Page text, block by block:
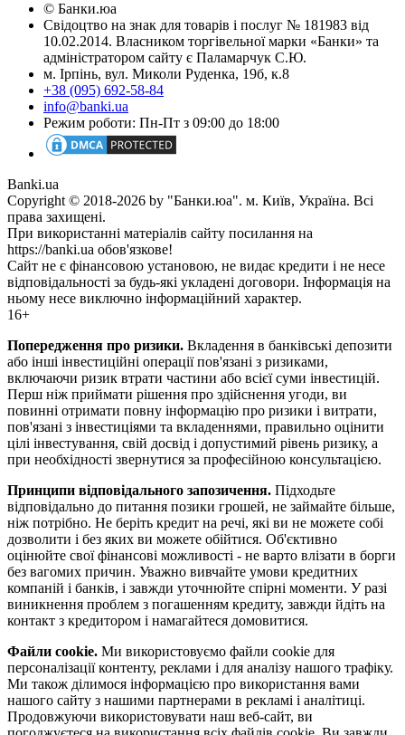
© Банки.юа
Свідоцтво на знак для товарів і послуг № 181983 від
10.02.2014. Власником торгівельної марки «Банки» та
адміністратором сайту є Паламарчук С.Ю.
м. Ірпінь, вул. Миколи Руденка, 19б, к.8
+38 (095) 692-58-84
info@banki.ua
Режим роботи: Пн-Пт з 09:00 до 18:00
Banki.ua
Copyright © 2018-2026 by "Банки.юа". м. Київ, Україна. Всі
права захищені.
При використанні матеріалів сайту посилання на
https://banki.ua обов'язкове!
Сайт не є фінансовою установою, не видає кредити і не несе
відповідальності за будь-які укладені договори. Інформація на
ньому несе виключно інформаційний характер.
16+
Попередження про ризики. Вкладення в банківські депозити
або інші інвестиційні операції пов'язані з ризиками,
включаючи ризик втрати частини або всієї суми інвестицій.
Перш ніж приймати рішення про здійснення угоди, ви
повинні отримати повну інформацію про ризики і витрати,
пов'язані з інвестиціями та вкладеннями, правильно оцінити
цілі інвестування, свій досвід і допустимий рівень ризику, а
при необхідності звернутися за професійною консультацією.
Принципи відповідального запозичення. Підходьте
відповідально до питання позики грошей, не займайте більше,
ніж потрібно. Не беріть кредит на речі, які ви не можете собі
дозволити і без яких ви можете обійтися. Об'єктивно
оцінюйте свої фінансові можливості - не варто влізати в борги
без вагомих причин. Уважно вивчайте умови кредитних
компаній і банків, і завжди уточнюйте спірні моменти. У разі
виникнення проблем з погашенням кредиту, завжди йдіть на
контакт з кредитором і намагайтеся домовитися.
Файли cookie. Ми використовуємо файли cookie для
персоналізації контенту, реклами і для аналізу нашого трафіку.
Ми також ділимося інформацією про використання вами
нашого сайту з нашими партнерами в рекламі і аналітиці.
Продовжуючи використовувати наш веб-сайт, ви